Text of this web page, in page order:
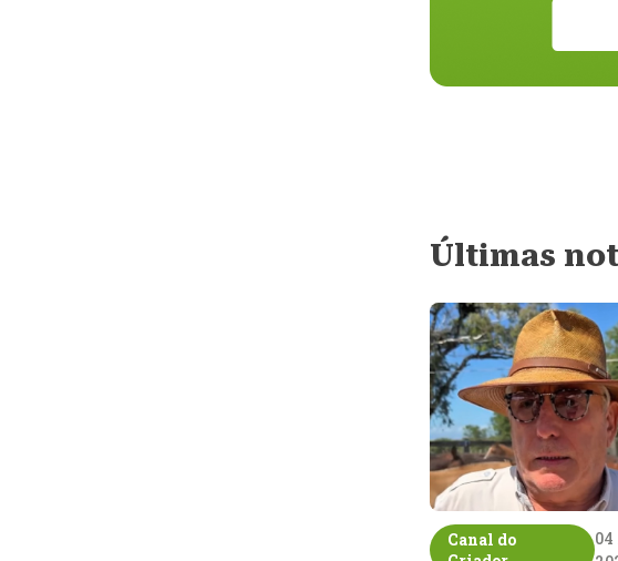
Últimas
Canal do
04